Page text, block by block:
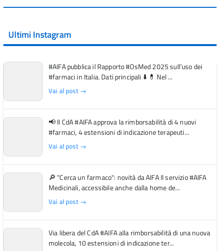
Ultimi Instagram
#AIFA pubblica il Rapporto #OsMed 2025 sull’uso dei
#farmaci in Italia. Dati principali ⬇️ 💊 Nel ...
Vai al post →
📢 Il CdA #AIFA approva la rimborsabilità di 4 nuovi
#farmaci, 4 estensioni di indicazione terapeuti...
Vai al post →
🔎 "Cerca un farmaco": novità da AIFA Il servizio #AIFA
Medicinali, accessibile anche dalla home de...
Vai al post →
Via libera del CdA #AIFA alla rimborsabilità di una nuova
molecola, 10 estensioni di indicazione ter...